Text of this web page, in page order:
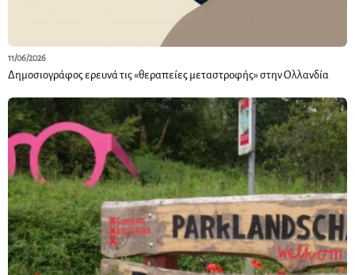
11/06/2026
Δημοσιογράφος ερευνά τις «θεραπείες μεταστροφής» στην Ολλανδία